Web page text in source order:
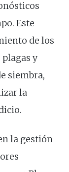
Este
de los
y
siembra,
la
la gestión